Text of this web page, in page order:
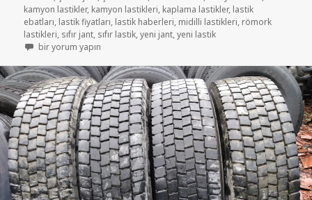
kamyon lastikler, kamyon lastikleri, kaplama lastikler, lastik
ebatları, lastik fiyatları, lastik haberleri, midilli lastikleri, römork
lastikleri, sıfır jant, sıfır lastik,yeni jant,yeni lastik
315 70R22.5 SIFIR YENİ LASTİKLER için
bir yorum yapın